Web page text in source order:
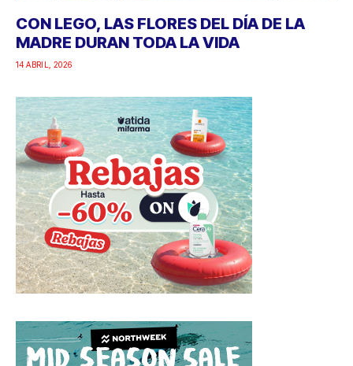
CON LEGO, LAS FLORES DEL DÍA DE LA
MADRE DURAN TODA LA VIDA
14 ABRIL, 2026